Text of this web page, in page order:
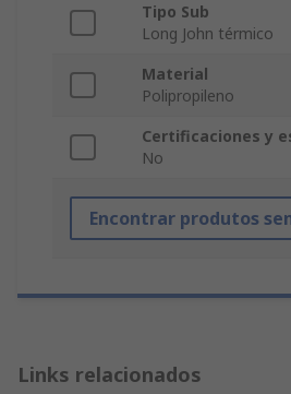
Tipo Sub
Long John térmico
Material
Polipropileno
Certificaciones y
No
Encontrar produtos
Links relacionados